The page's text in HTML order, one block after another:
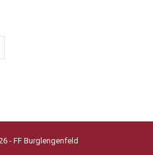
- FF Burglengenfeld